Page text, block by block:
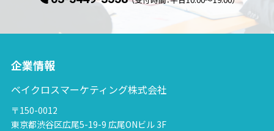
企業情報
ベイクロスマーケティング株式会社
〒150-0012
東京都渋谷区広尾5-19-9 広尾ONビル 3F